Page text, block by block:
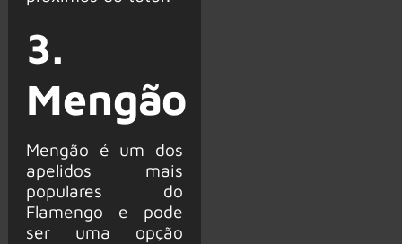
3.
Mengão
Mengão é um dos
apelidos mais
populares do
Flamengo e pode
ser uma opção